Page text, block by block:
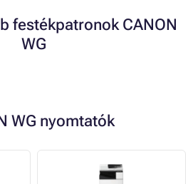
festékpatronok CANON
WG
WG nyomtatók